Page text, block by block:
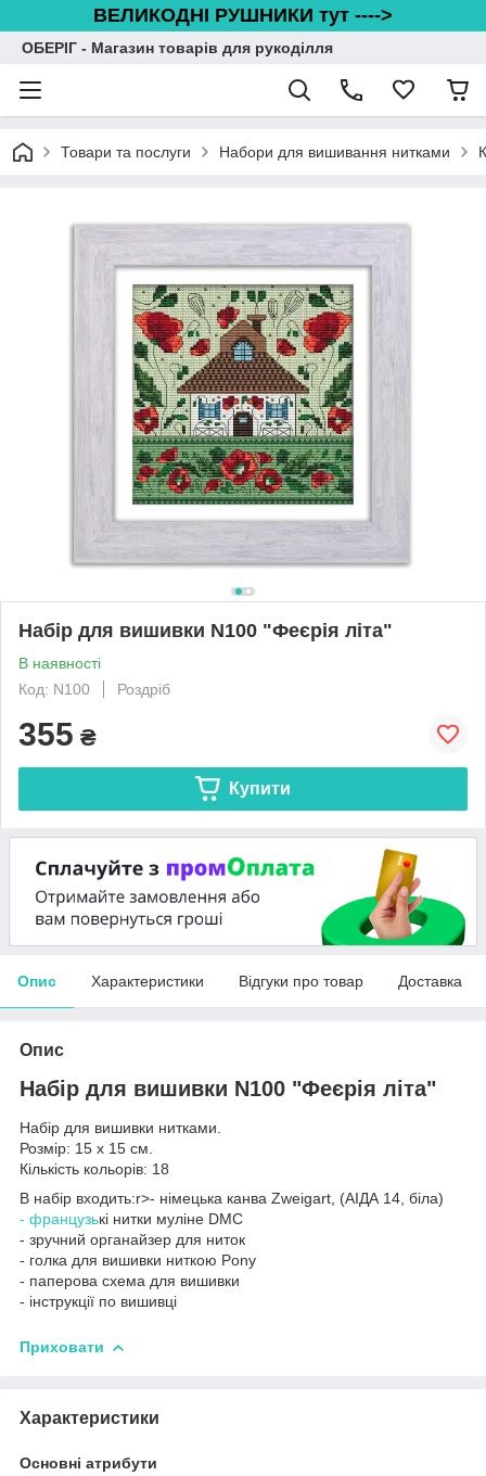
ВЕЛИКОДНІ РУШНИКИ тут ---->
ОБЕРІГ - Магазин товарів для рукоділля
Товари та послуги Набори для вишивання нитками
Набір для вишивки N100 "Феєрія літа"
В наявності
Код: N100
Роздріб
355 ₴
Купити
Опис Характеристики Відгуки про товар Доставка
Опис
Набір для вишивки N100 "Феєрія літа"
Набір для вишивки нитками.
Розмір: 15 х 15 см.
Кількість кольорів: 18
В набір входить:r>- німецька канва Zweigart, (АІДА 14, біла)
- французькі нитки муліне DMC
- зручний органайзер для ниток
- голка для вишивки ниткою Pony
- паперова схема для вишивки
- інструкції по вишивці
Приховати
Характеристики
Основні атрибути